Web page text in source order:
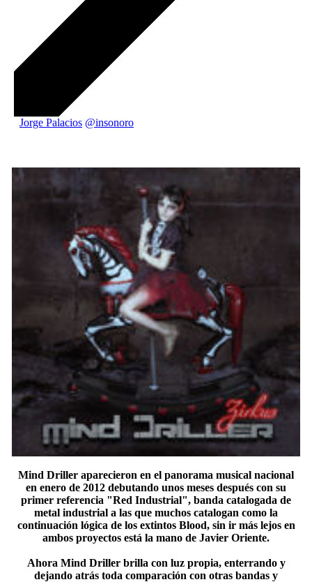
Jorge Palacios @insonoro
Mind Driller aparecieron en el panorama musical nacional
en enero de 2012 debutando unos meses después con su
primer referencia "Red Industrial", banda catalogada de
metal industrial a las que muchos catalogan como la
continuación lógica de los extintos Blood, sin ir más lejos en
ambos proyectos está la mano de Javier Oriente.
Ahora Mind Driller brilla con luz propia, enterrando y
dejando atrás toda comparación con otras bandas y